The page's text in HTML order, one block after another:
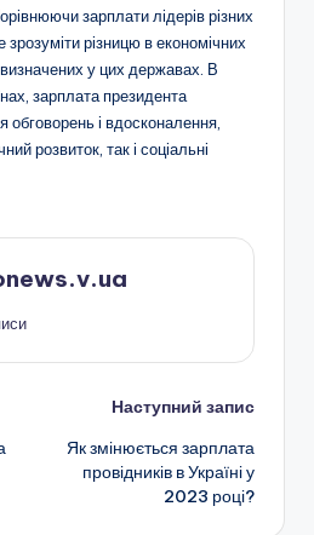
зарплати лідерів різних
різницю в економічних
у цих державах. В
зарплата президента
і вдосконалення,
розвиток, так і соціальні
Наступний запис
Як змінюється зарплата
провідників в Україні у
2023 році?